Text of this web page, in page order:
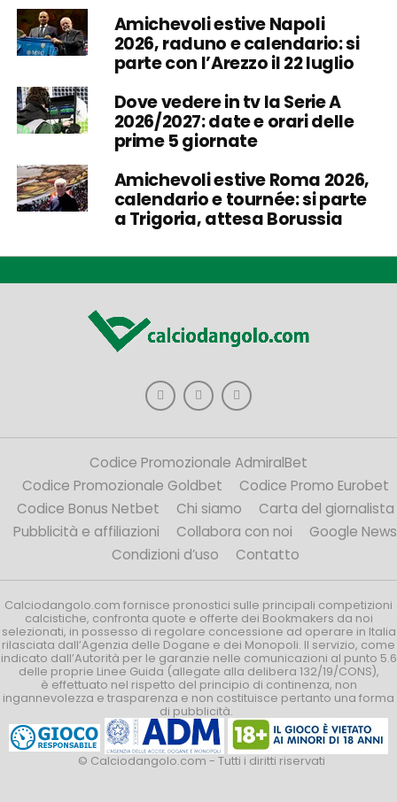
Amichevoli estive Napoli
2026, raduno e calendario: si
parte con l’Arezzo il 22 luglio
Dove vedere in tv la Serie A
2026/2027: date e orari delle
prime 5 giornate
Amichevoli estive Roma 2026,
calendario e tournée: si parte
a Trigoria, attesa Borussia
Codice Promozionale AdmiralBet
Codice Promozionale Goldbet
Codice Promo Eurobet
Codice Bonus Netbet
Chi siamo
Carta del giornalista
Pubblicità e affiliazioni
Collabora con noi
Google News
Condizioni d’uso
Contatto
Calciodangolo.com fornisce pronostici sulle principali competizioni
calcistiche, confronta quote e offerte dei Bookmakers da noi
selezionati, in possesso di regolare concessione ad operare in Italia
rilasciata dall’Agenzia delle Dogane e dei Monopoli. Il servizio, come
indicato dall’Autorità per le garanzie nelle comunicazioni al punto 5.6
delle proprie Linee Guida (allegate alla delibera 132/19/CONS),
è effettuato nel rispetto del principio di continenza, non
ingannevolezza e trasparenza e non costituisce pertanto una forma
di pubblicità.
© Calciodangolo.com - Tutti i diritti riservati